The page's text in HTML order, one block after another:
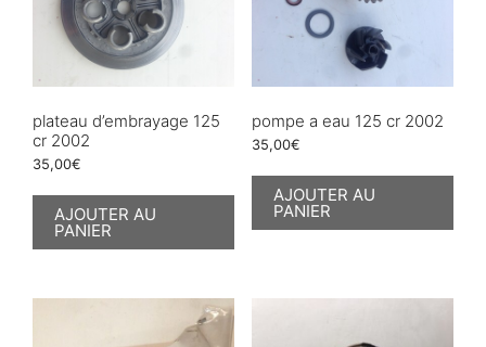
plateau d’embrayage 125
cr 2002
35,00€
AJOUTER AU
PANIER
pompe a eau 125 cr 2002
35,00€
AJOUTER AU
PANIER